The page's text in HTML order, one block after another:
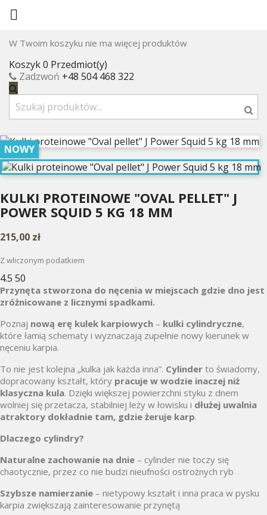

W Twoim koszyku nie ma więcej produktów
Koszyk0 Przedmiot(y)
Zadzwoń +48 504 468 322
NOWY
KULKI PROTEINOWE "OVAL PELLET" J
POWER SQUID 5 KG 18 MM
215,00 zł
Z wliczonym podatkiem
4.5 50
Przynęta stworzona do nęcenia w miejscach gdzie dno jest
zróżnicowane z licznymi spadkami.
Poznaj nową erę kulek karpiowych – kulki cylindryczne,
które łamią schematy i wyznaczają zupełnie nowy kierunek w
nęceniu karpia.
To nie jest kolejna „kulka jak każda inna”. Cylinder to świadomy,
dopracowany kształt, który pracuje w wodzie inaczej niż
klasyczna kula. Dzięki większej powierzchni styku z dnem
wolniej się przetacza, stabilniej leży w łowisku i dłużej uwalnia
atraktory dokładnie tam, gdzie żeruje karp.
Dlaczego cylindry?
Naturalne zachowanie na dnie – cylinder nie toczy się
chaotycznie, przez co nie budzi nieufności ostrożnych ryb
Szybsze namierzanie – nietypowy kształt i inna praca w pysku
karpia zwiększają zainteresowanie przynętą